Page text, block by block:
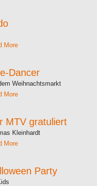
More
Dancer
Weihnachtsmarkt
More
MTV gratuliert
Kleinhardt
More
Party